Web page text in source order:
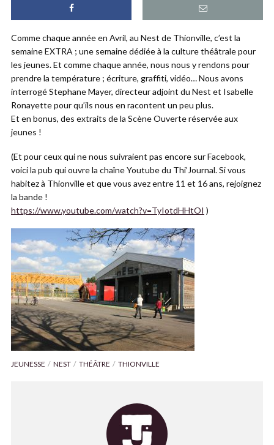
Comme chaque année en Avril, au Nest de Thionville, c’est la
semaine EXTRA ; une semaine dédiée à la culture théâtrale pour
les jeunes. Et comme chaque année, nous nous y rendons pour
prendre la température ; écriture, graffiti, vidéo… Nous avons
interrogé Stephane Mayer, directeur adjoint du Nest et Isabelle
Ronayette pour qu’ils nous en racontent un peu plus.
Et en bonus, des extraits de la Scène Ouverte réservée aux
jeunes !
(Et pour ceux qui ne nous suivraient pas encore sur Facebook,
voici la pub qui ouvre la chaîne Youtube du Thi’Journal. Si vous
habitez à Thionville et que vous avez entre 11 et 16 ans, rejoignez
la bande !
https://www.youtube.com/watch?v=TyIotdHHtOI )
JEUNESSE NEST THÉÂTRE THIONVILLE